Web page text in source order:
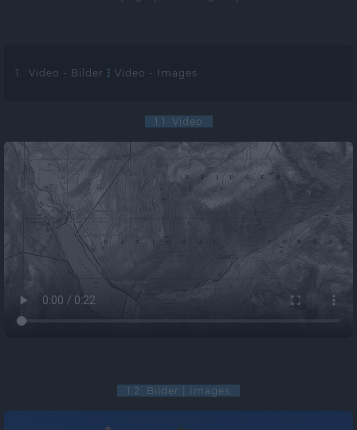
1. Video - Bilder Video - Images
1.1 Video
1.2 Bilder | Images